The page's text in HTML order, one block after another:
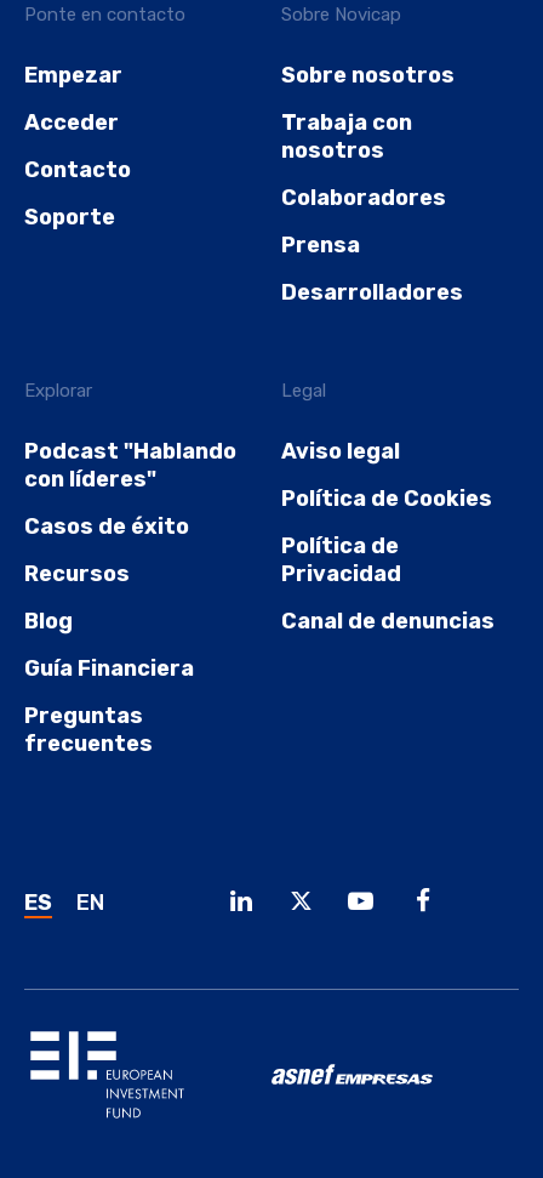
Ponte en contacto
Empezar
Acceder
Contacto
Soporte
Sobre Novicap
Sobre nosotros
Trabaja con
nosotros
Colaboradores
Prensa
Desarrolladores
Explorar
Podcast "Hablando
con líderes"
Casos de éxito
Recursos
Blog
Guía Financiera
Preguntas
frecuentes
Legal
Aviso legal
Política de Cookies
Política de
Privacidad
Canal de denuncias
ES EN